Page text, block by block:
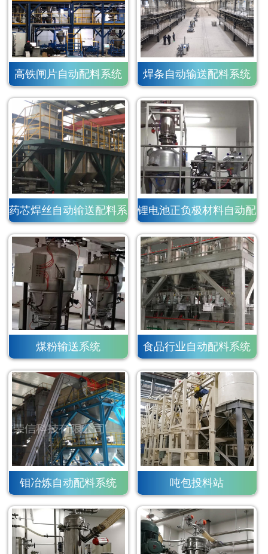
高铁闸片自动配料系统 焊条自动输送配料系统
药芯焊丝自动输送配料系
统
锂电池正负极材料自动配
料系统
煤粉输送系统 食品行业自动配料系统
钼冶炼自动配料系统 吨包投料站